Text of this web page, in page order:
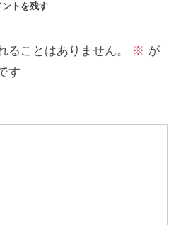
ントを残す
ることはありません。 ※ が
す